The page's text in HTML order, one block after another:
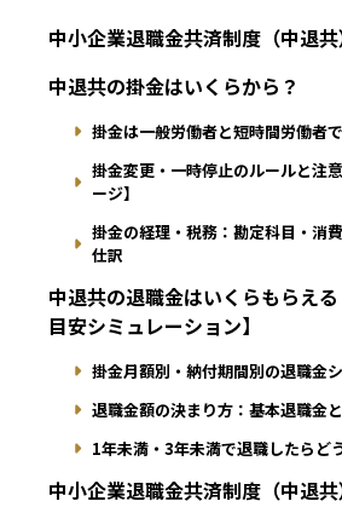
中小企業退職金共済制度（中退共
中退共の掛金はいくらから？
掛金は一般労働者と短時間労働者
掛金変更・一時停止のルールと注
ージ】
掛金の経理・税務：勘定科目・消
仕訳
中退共の退職金はいくらもらえ
目安シミュレーション】
掛金月額別・納付期間別の退職金
退職金額の決まり方：基本退職金
1年未満・3年未満で退職したらど
中小企業退職金共済制度（中退